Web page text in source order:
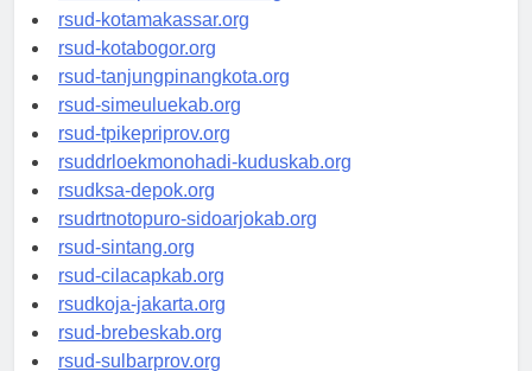
rsud-limapuluhkotakab.org
rsud-kotamakassar.org
rsud-kotabogor.org
rsud-tanjungpinangkota.org
rsud-simeuluekab.org
rsud-tpikepriprov.org
rsuddrloekmonohadi-kuduskab.org
rsudksa-depok.org
rsudrtnotopuro-sidoarjokab.org
rsud-sintang.org
rsud-cilacapkab.org
rsudkoja-jakarta.org
rsud-brebeskab.org